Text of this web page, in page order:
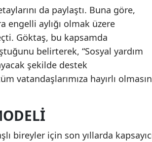
da paylaştı. Buna göre,
engelli aylığı olmak üzere
Göktaş, bu kapsamda
belirterek, “Sosyal yardım
şekilde destek
vatandaşlarımıza hayırlı
bireyler için son yıllarda